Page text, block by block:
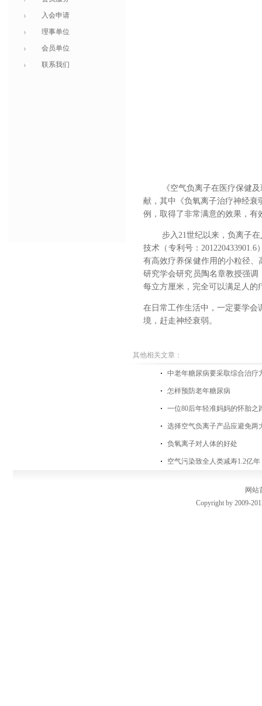
入会申请
理事单位
会员单位
联系我们
《空气负离子在医疗保健
献，其中《负氧离子治疗神经衰
例，取得了非常满意的效果，有
步入21世纪以来，负离子
技术（专利号：
有高效疗养保健作用的小粒径
研究学会研究员陶名章教授强调
每立方厘米，完全可以满足人的
在日常工作生活中，一定要学会
境， 赶走神经衰弱。
其他相关文章：
中老年糖尿病要采取综合治疗
怎样预防老年糖尿病
一位80后年轻准妈妈的怀胎之
选择空气负离子产品应避免两
负氧离子对人体的好处
空气污染致全人类减寿1.2亿
网站
Copyright by 2009-